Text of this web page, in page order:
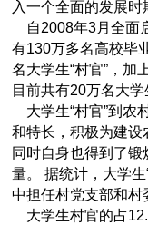
入一个全面的发展时
自2008年3月全面
有130万多名高校毕
名大学生“村官”，加
目前共有20万名大学
大学生“村官”到农
和特长，积极为建设
同时自身也得到了
量。 据统计，大学生
中担任村党支部和村
大学生村官的占